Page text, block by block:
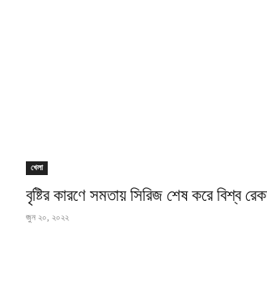
খেলা
বৃষ্টির কারণে সমতায় সিরিজ শেষ করে বিশ্ব
জুন ২০, ২০২২